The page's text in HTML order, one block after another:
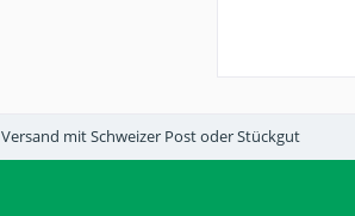
Versand mit Schweizer Post oder Stückgut